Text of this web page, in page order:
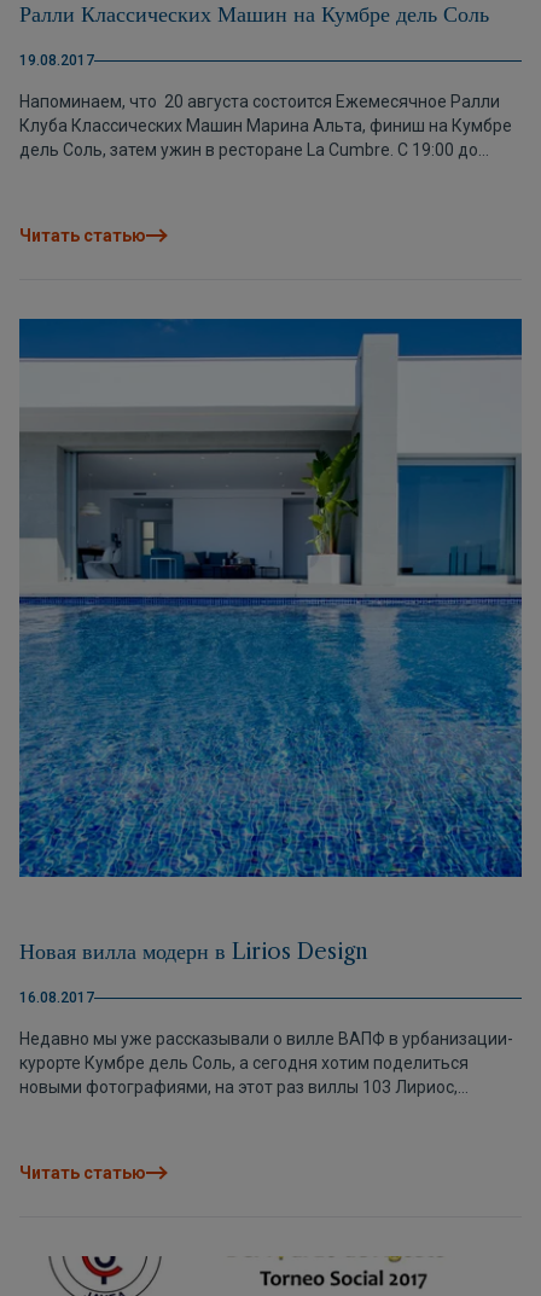
Ралли Классических Машин на Кумбре дель Соль
19.08.2017
Напоминаем, что 20 августа состоится Ежемесячное Ралли
Клуба Классических Машин Марина Альта, финиш на Кумбре
дель Соль, затем ужин в ресторане La Cumbre. С 19:00 до
GPS этого места: 38.717181; 0.169644. Спонсор мероприятия:
Читать статью
Новая вилла модерн в Lirios Design
16.08.2017
Недавно мы уже рассказывали о вилле ВАПФ в урбанизации-
курорте Кумбре дель Соль, а сегодня хотим поделиться
новыми фотографиями, на этот раз виллы 103 Лириос,
климатом круглый год. 3 спальни, 2 ванные комнаты,
переделать в 2 дополнительные спальни или апартаменты
для гостей. Фото-галерея Вилла 103 Лириос Связаться с
Читать статью